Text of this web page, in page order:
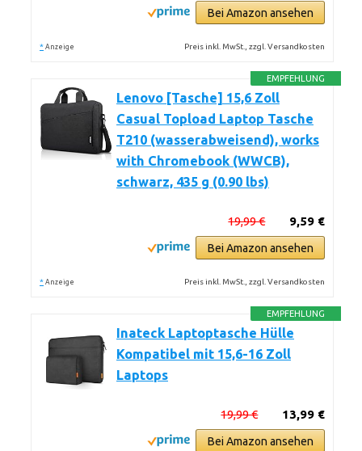
Bei Amazon ansehen
* Anzeige Preis inkl. MwSt., zzgl. Versandkosten
EMPFEHLUNG
Lenovo [Tasche] 15,6 Zoll
Casual Topload Laptop Tasche
T210 (wasserabweisend), works
with Chromebook (WWCB),
schwarz, 435 g (0.90 lbs)
9,59 €
19,99 €
Bei Amazon ansehen
* Anzeige Preis inkl. MwSt., zzgl. Versandkosten
EMPFEHLUNG
Inateck Laptoptasche Hülle
Kompatibel mit 15,6-16 Zoll
Laptops
13,99 €
19,99 €
Bei Amazon ansehen